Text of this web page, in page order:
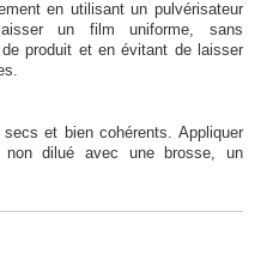
en utilisant un pulvérisateur
un film uniforme, sans
produit et en évitant de laisser
secs et bien cohérents. Appliquer
dilué avec une brosse, un